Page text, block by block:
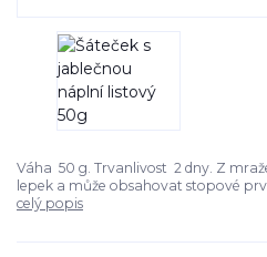
Váha 50 g. Trvanlivost 2 dny. Z
lepek a může obsahovat stopové
celý popis